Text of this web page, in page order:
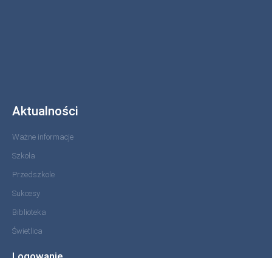
Aktualności
Ważne informacje
Szkoła
Przedszkole
Sukcesy
Biblioteka
Świetlica